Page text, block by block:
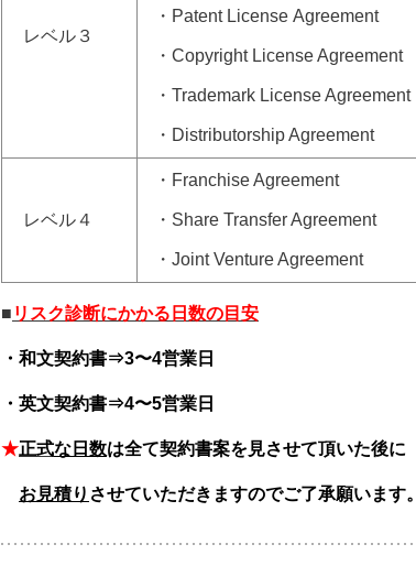
レベル３
・Patent License Agreement
・Copyright License Agreement
・Trademark License Agreement
・Distributorship Agreement
レベル４
・Franchise Agreement
・Share Transfer Agreement
・Joint Venture Agreement
■ リスク診断にかかる日数の目安
・和文契約書⇒3〜4営業日
・英文契約書⇒4〜5営業日
★正式な日数は全て契約書案を見させて頂いた後に
お見積り させていただきますのでご了承願います。